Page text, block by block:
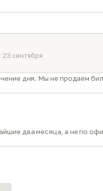
23 сентября
дня. Мы не продаём
два месяца, а не по